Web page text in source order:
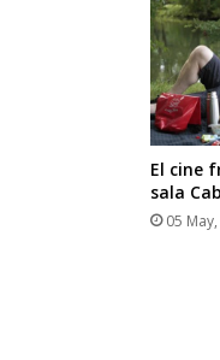
El cine
sala
05